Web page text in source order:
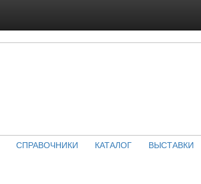
СПРАВОЧНИКИ КАТАЛОГ ВЫСТАВКИ